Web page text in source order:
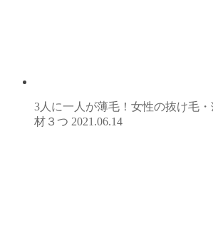
3人に一人が薄毛！女性の抜け毛
材３つ 2021.06.14